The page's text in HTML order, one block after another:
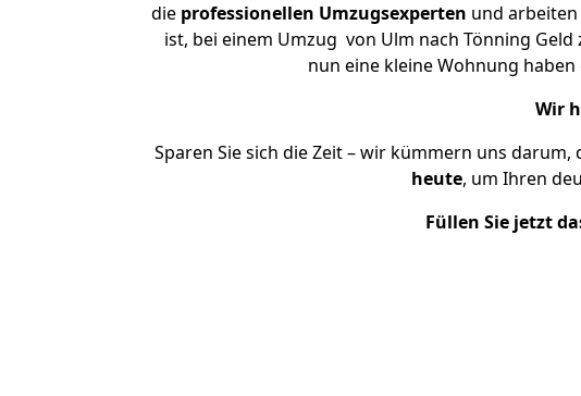
die professionellen Umzugsexperten und
ist, bei einem Umzug von Ulm nach Tönning
nun eine kleine Wohnung
Wir
Sparen Sie sich die Zeit – wir kümmern uns
heute, um Ihren
Füllen Sie jetzt